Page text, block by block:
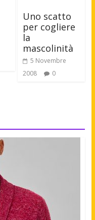
Uno scatto
per cogliere
la
mascolinità
5 Novembre
2008
0